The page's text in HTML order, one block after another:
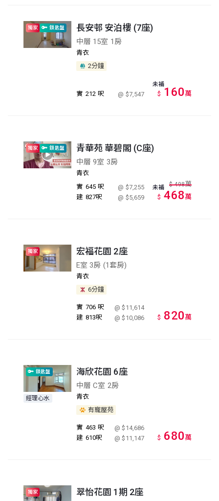
獨家 鎖匙盤 長安邨 安泊樓 (7座)
中層 15室 1房
青衣
2分鐘
實 212 呎 @ $7,547
未補
$ 160萬
獨家 鎖匙盤 青華苑 華碧閣 (C座)
中層 9室 3房
青衣
實 645 呎
@ $7,255
建 827呎 @ $5,659
未補 $ 498萬
$ 468萬
獨家 宏福花園 2座
E室 3房 (1套房)
青衣
6分鐘
實 706 呎
@ $11,614
建 813呎 @ $10,086 $ 820萬
鎖匙盤
經理心水
海欣花園 6座
中層 C室 2房
青衣
有寵屋苑
實 463 呎
@ $14,686
建 610呎 @ $11,147 $ 680萬
獨家 翠怡花園 1期 2座